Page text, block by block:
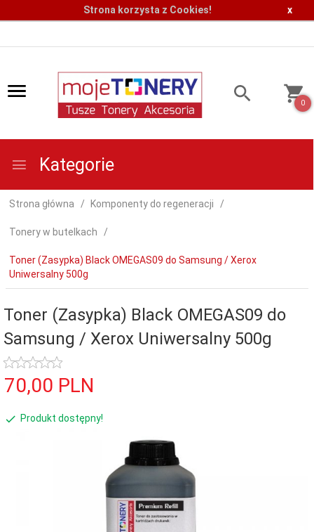
Strona korzysta z Cookies! x
0
Kategorie
Strona główna Komponenty do regeneracji
Tonery w butelkach
Toner (Zasypka) Black OMEGAS09 do Samsung / Xerox
Uniwersalny 500g
Toner (Zasypka) Black OMEGAS09 do
Samsung / Xerox Uniwersalny 500g
70,00 PLN
Produkt dostępny!